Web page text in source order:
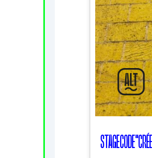
STAGE CODE